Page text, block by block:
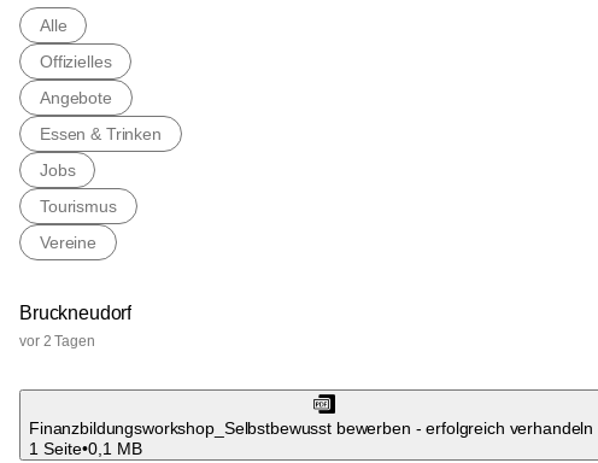
Alle
Offizielles
Angebote
Essen & Trinken
Jobs
Tourismus
Vereine
Bruckneudorf
vor 2 Tagen
Finanzbildungsworkshop_Selbstbewusst bewerben - erfolgreich verhandeln
1 Seite•0,1 MB